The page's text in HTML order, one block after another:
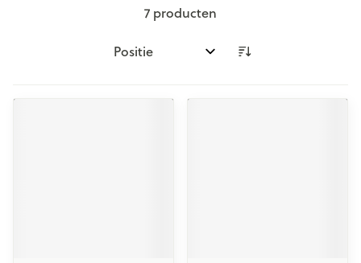
7 producten
Sorteer op: